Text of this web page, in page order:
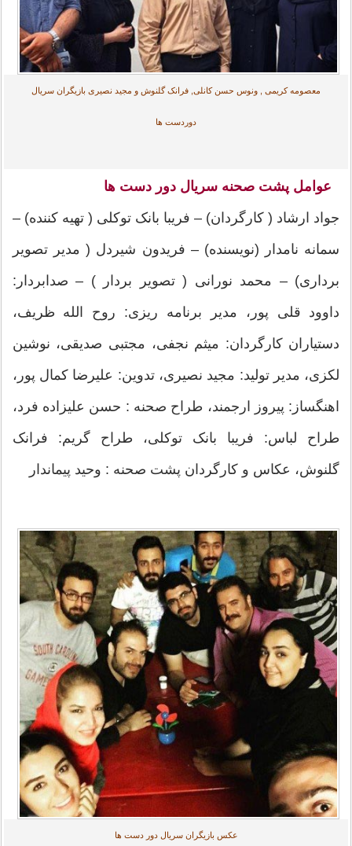
معصومه کریمی , ونوس حسن کانلی, فرانک گلنوش و مجید نصیری بازیگران سریال
دوردست ها
عوامل پشت صحنه سریال دور دست ها
جواد ارشاد ( کارگردان) – فریبا بانک توکلی ( تهیه کننده) –
سمانه نامدار (نویسنده) – فریدون شیردل ( مدیر تصویر
برداری) – محمد نورانی ( تصویر بردار ) – صدابردار:
داوود قلی پور، مدیر برنامه ریزی: روح الله ظریف،
دستیاران کارگردان: میثم نجفی، مجتبی صدیقی، نوشین
لکزی، مدیر تولید: مجید نصیری، تدوین: علیرضا کمال پور،
اهنگساز: پیروز ارجمند، طراح صحنه : حسن علیزاده فرد،
طراح لباس: فریبا بانک توکلی، طراح گریم: فرانک
گلنوش، عکاس و کارگردان پشت صحنه : وحید پیماندار
عکس بازیگران سریال دور دست ها